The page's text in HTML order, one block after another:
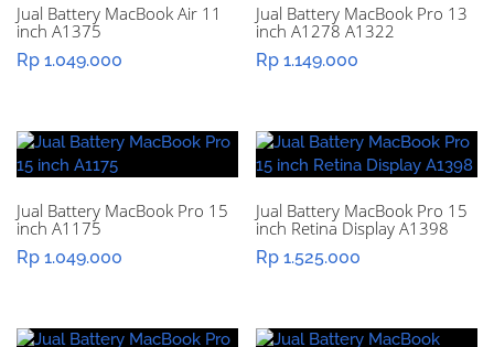
Jual Battery MacBook Air 11
inch A1375
Rp 1.049.000
Jual Battery MacBook Pro 13
inch A1278 A1322
Rp 1.149.000
Jual Battery MacBook Pro 15
inch A1175
Rp 1.049.000
Jual Battery MacBook Pro 15
inch Retina Display A1398
Rp 1.525.000